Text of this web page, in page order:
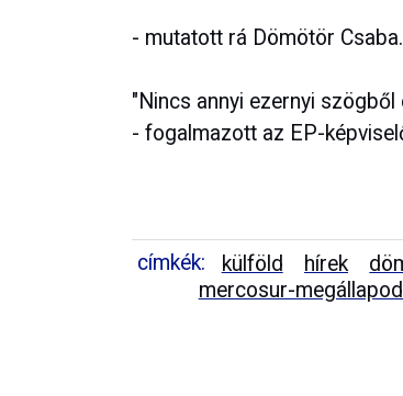
- mutatott rá Dömötör Csaba.
"Nincs annyi ezernyi
- fogalmazott az EP-
címkék: külföld hírek
mercosur-